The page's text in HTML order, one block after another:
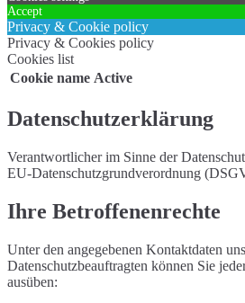
Accept
Privacy & Cookie policy
Privacy & Cookies policy
Cookies list
Cookie name Active
Datenschutzerklärung
Verantwortlicher im Sinne der
EU-Datenschutzgrundverordnung
Ihre Betroffenenrechte
Unter den angegebenen Kontaktdaten
Datenschutzbeauftragten können Sie
ausüben: